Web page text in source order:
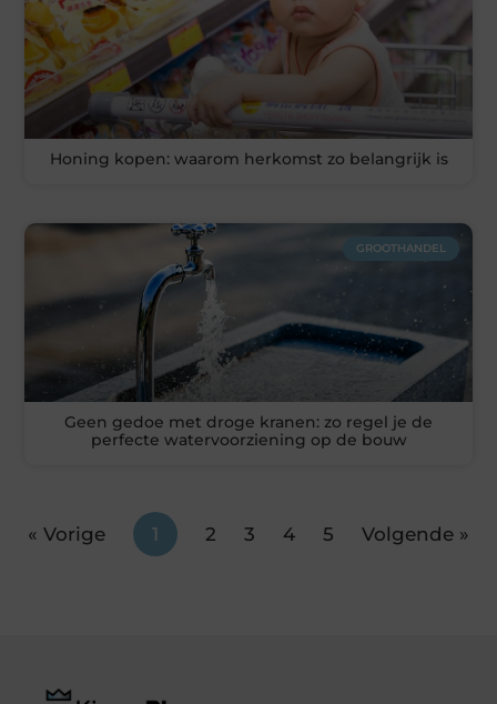
Honing kopen: waarom herkomst zo belangrijk is
GROOTHANDEL
Geen gedoe met droge kranen: zo regel je de
perfecte watervoorziening op de bouw
« Vorige 1 2 3 4 5 Volgende »